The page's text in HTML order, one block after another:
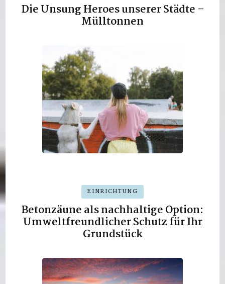
Die Unsung Heroes unserer Städte –
Mülltonnen
EINRICHTUNG
Betonzäune als nachhaltige Option:
Umweltfreundlicher Schutz für Ihr
Grundstück